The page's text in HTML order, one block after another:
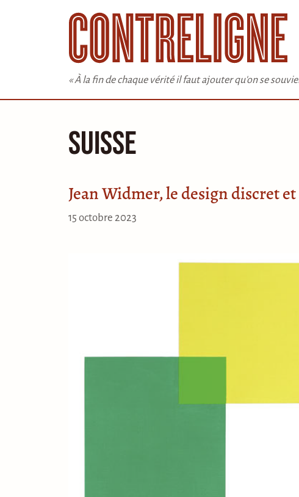
« À la fin de chaque vérité il faut ajouter qu'on se
Suisse
Jean Widmer, le design discret
15 octobre 2023